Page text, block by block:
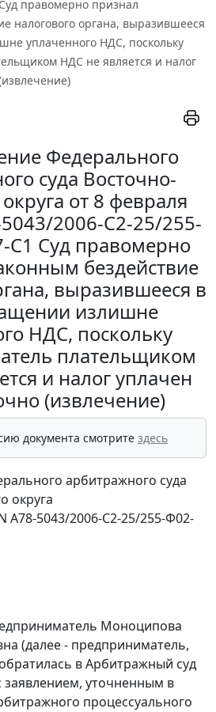
правомерно признал
налогового органа, выразившееся
уплаченного НДС, поскольку
НДС не является и налог
Федерального
суда Восточно-
от 8 февраля
2006-С2-25/255-
С1 Суд правомерно
бездействие
выразившееся в
излишне
НДС, поскольку
плательщиком
и налог уплачен
(извлечение)
документа смотрите здесь
арбитражного суда
округа
А78-5043/2006-С2-25/255-Ф02-
Моноципова
(далее - предприниматель,
в Арбитражный суд
заявлением, уточненным в
процессуального